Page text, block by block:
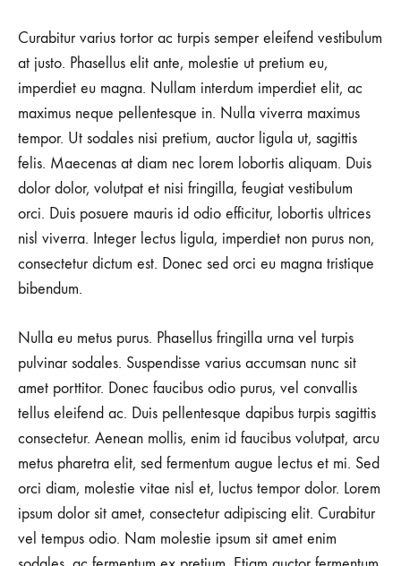
Curabitur varius tortor ac turpis semper eleifend vestibulum
at justo. Phasellus elit ante, molestie ut pretium eu,
imperdiet eu magna. Nullam interdum imperdiet elit, ac
maximus neque pellentesque in. Nulla viverra maximus
tempor. Ut sodales nisi pretium, auctor ligula ut, sagittis
felis. Maecenas at diam nec lorem lobortis aliquam. Duis
dolor dolor, volutpat et nisi fringilla, feugiat vestibulum
orci. Duis posuere mauris id odio efficitur, lobortis ultrices
nisl viverra. Integer lectus ligula, imperdiet non purus non,
consectetur dictum est. Donec sed orci eu magna tristique
bibendum.
Nulla eu metus purus. Phasellus fringilla urna vel turpis
pulvinar sodales. Suspendisse varius accumsan nunc sit
amet porttitor. Donec faucibus odio purus, vel convallis
tellus eleifend ac. Duis pellentesque dapibus turpis sagittis
consectetur. Aenean mollis, enim id faucibus volutpat, arcu
metus pharetra elit, sed fermentum augue lectus et mi. Sed
orci diam, molestie vitae nisl et, luctus tempor dolor. Lorem
ipsum dolor sit amet, consectetur adipiscing elit. Curabitur
vel tempus odio. Nam molestie ipsum sit amet enim